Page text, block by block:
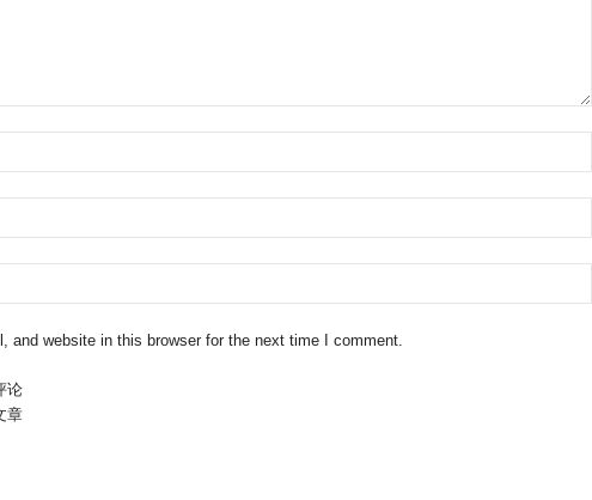
and website in this browser for the next time I comment.
论
章